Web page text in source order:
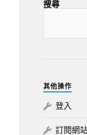
搜尋
其他操作
登入
訂閱網